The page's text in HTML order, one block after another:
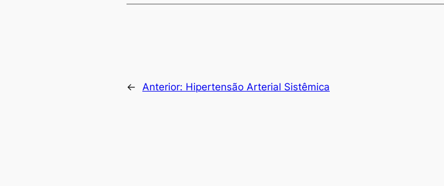
← Anterior: Hipertensão Arterial Sistêmica